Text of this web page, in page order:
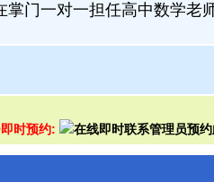
门一对一担任高中数学老师
时预约: